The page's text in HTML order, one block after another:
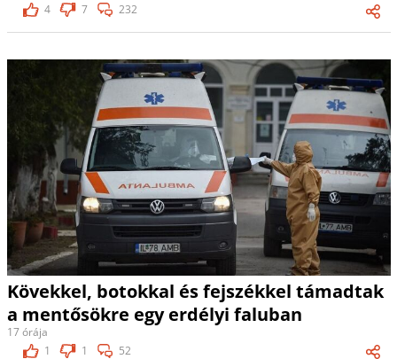
4
7 232
Kövekkel, botokkal és fejszékkel támadtak
a mentősökre egy erdélyi faluban
17 órája
1
1 52